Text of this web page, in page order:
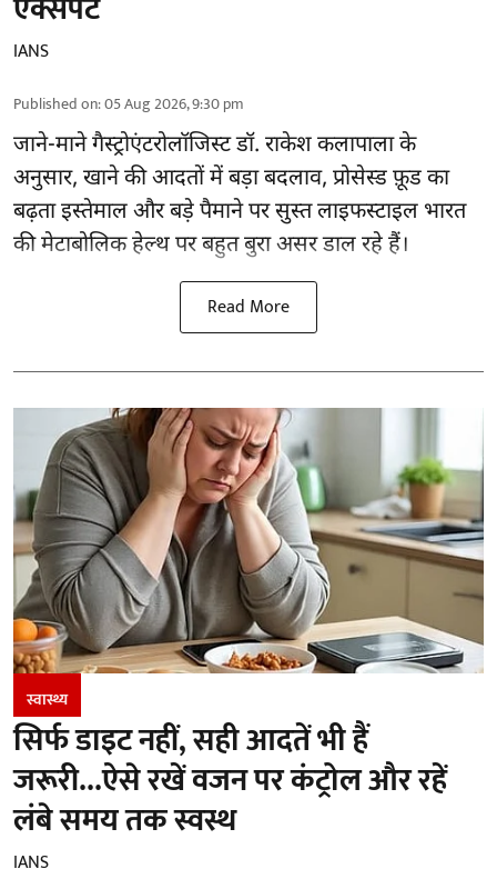
IANS
Published on:05 Aug 2026, 9:30 pm
जाने-माने गैस्ट्रोएंटरोलॉजिस्ट डॉ. राकेश कलापाला के
अनुसार, खाने की आदतोंमें बड़ा बदलाव, प्रोसेस्ड फ़ूड का
बढ़ता इस्तेमाल और बड़े पैमाने पर सुस्त लाइफस्टाइल भारत
की मेटाबोलिक हेल्थ पर बहुत बुरा असर डाल रहे हैं।
Read More
स्वास्थ्य
सिर्फ डाइट नहीं, सही आदतें भी हैं
जरूरी...ऐसे रखें वजन पर कंट्रोल और रहें
लंबे समय तक स्वस्थ
IANS